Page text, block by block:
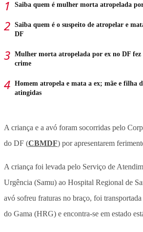
Saiba quem é mulher morta atropelada
Saiba quem é o suspeito de atropelar e
DF
Mulher morta atropelada por ex no DF
crime
Homem atropela e mata a ex; mãe e filha
atingidas
A criança e a avó foram socorridas pelo
do DF (CBMDF) por apresentarem
A criança foi levada pelo Serviço de
Urgência (Samu) ao Hospital Regional de
avó sofreu fraturas no braço, foi
do Gama (HRG) e encontra-se em estado